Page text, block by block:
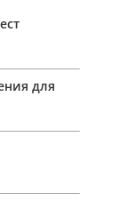
для